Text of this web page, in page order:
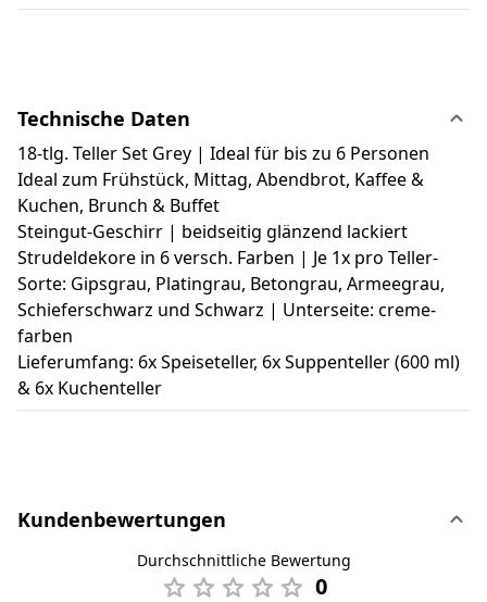
Technische Daten
18-tlg. Teller Set Grey | Ideal für bis zu 6 Personen
Ideal zum Frühstück, Mittag, Abendbrot, Kaffee &
Kuchen, Brunch & Buffet
Steingut-Geschirr | beidseitig glänzend lackiert
Strudeldekore in 6 versch. Farben | Je 1x pro Teller-
Sorte: Gipsgrau, Platingrau, Betongrau, Armeegrau,
Schieferschwarz und Schwarz | Unterseite: creme-
farben
Lieferumfang: 6x Speiseteller, 6x Suppenteller (600 ml)
& 6x Kuchenteller
Kundenbewertungen
Durchschnittliche Bewertung
0